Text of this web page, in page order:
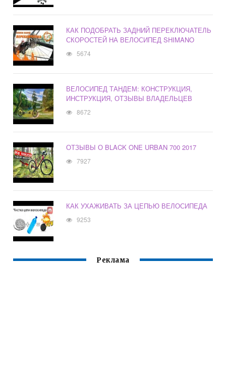
КАК ПОДОБРАТЬ ЗАДНИЙ ПЕРЕКЛЮЧАТЕЛЬ
СКОРОСТЕЙ НА ВЕЛОСИПЕД SHIMANO
5674
ВЕЛОСИПЕД ТАНДЕМ: КОНСТРУКЦИЯ,
ИНСТРУКЦИЯ, ОТЗЫВЫ ВЛАДЕЛЬЦЕВ
8672
ОТЗЫВЫ О BLACK ONE URBAN 700 2017
7927
КАК УХАЖИВАТЬ ЗА ЦЕПЬЮ ВЕЛОСИПЕДА
9253
Реклама